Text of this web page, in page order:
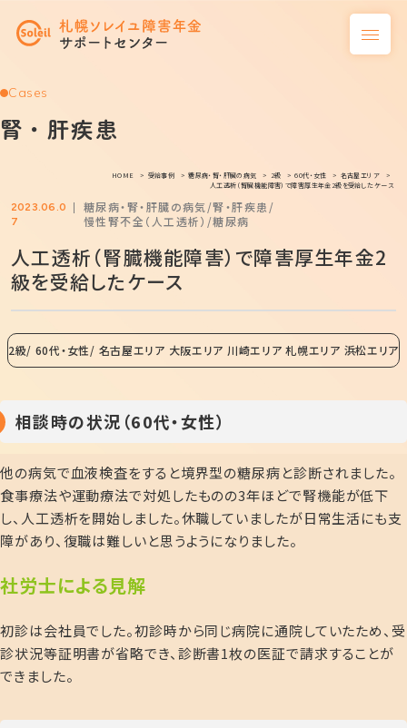
Cases
腎・肝疾患
HOME 受給事例 糖尿病・腎・肝臓の病気 2級 60代・女性
名古屋エリア
人工透析（腎臓機能障害）で障害厚生年金2級を受給したケース
2023.06.0
7
糖尿病・腎・肝臓の病気 腎・肝疾患
慢性腎不全（人工透析）
糖尿病
人工透析（腎臓機能障害）で障害厚生年金2
級を受給したケース
2級 60代・女性 名古屋エリア 大阪エリア 川崎エリア 札幌エリア 浜松エリア
相談時の状況（60代・女性）
他の病気で血液検査をすると境界型の糖尿病と診断されました。
食事療法や運動療法で対処したものの3年ほどで腎機能が低下
し、人工透析を開始しました。休職していましたが日常生活にも支
障があり、復職は難しいと思うようになりました。
社労士による見解
初診は会社員でした。初診時から同じ病院に通院していたため、受
診状況等証明書が省略でき、診断書1枚の医証で請求することが
できました。